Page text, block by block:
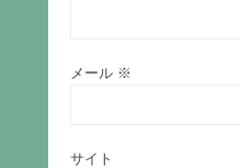
メール ※
サイト